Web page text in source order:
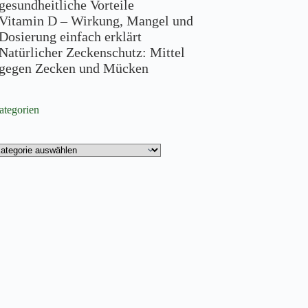
Vorteile
D – Wirkung, Mangel und
einfach erklärt
Zeckenschutz: Mittel
Zecken und Mücken